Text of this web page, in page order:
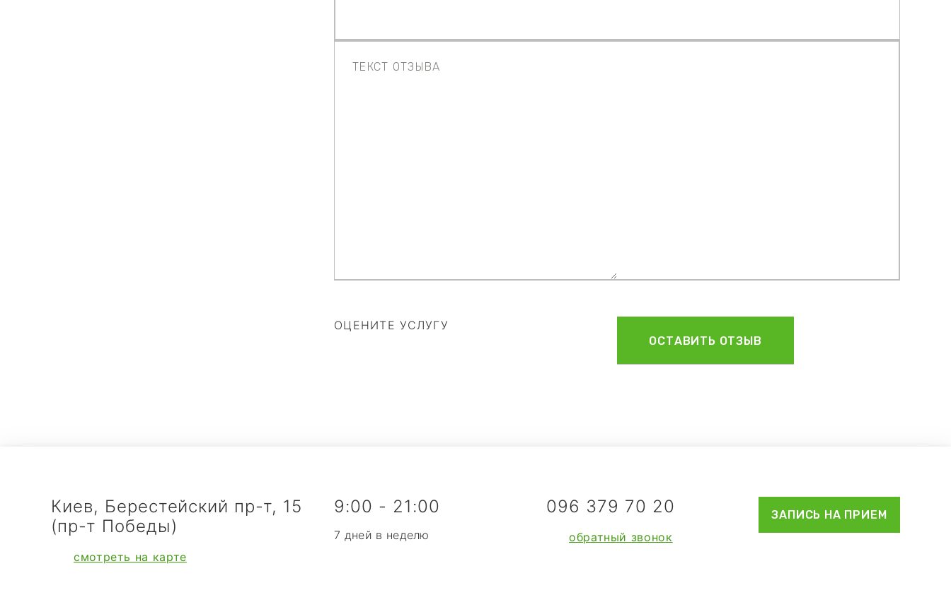
ОЦЕНИТЕ УСЛУГУ
Киев, Берестейский пр-т, 15
(пр-т Победы)
смотреть на карте
9:00 - 21:00
7 дней в неделю
096 379 70 20
обратный звонок
ЗАПИСЬ НА ПРИЕМ